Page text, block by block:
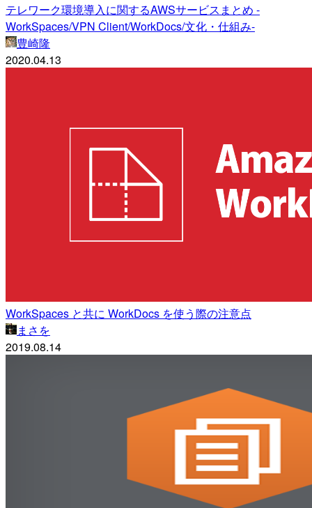
テレワーク環境導入に関するAWSサービスまとめ -
WorkSpaces/VPN Client/WorkDocs/文化・仕組み-
豊崎隆
2020.04.13
WorkSpaces と共に WorkDocs を使う際の注意点
まさを
2019.08.14